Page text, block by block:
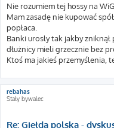
s
t
Nie rozumiem tej hossy na
Mam zasadę nie kupować
popłaca.
Banki urosły tak jakby
dłużnicy mieli grzecznie bez
Ktoś ma jakieś przemyślenia,
rebahas
Stały bywalec
Re: Giełda polska -